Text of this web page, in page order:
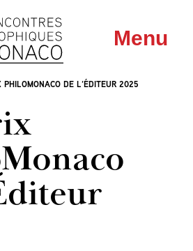
Menu
PHILOMONACO DE L’ÉDITEUR 2025